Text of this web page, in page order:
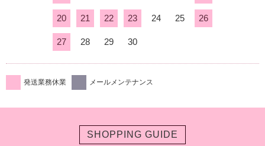
20 21 22 23 24 25 26
27 28 29 30
発送業務休業 メールメンテナンス
SHOPPING GUIDE